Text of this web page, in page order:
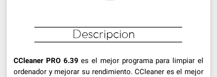
CCleaner PRO 6.39es el mejor programa para limpiar el
ordenador y mejorar su rendimiento. CCleaner es el mejor